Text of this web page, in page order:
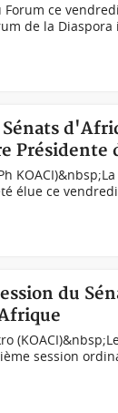
ce
de la
Présidente
élue ce
du
session